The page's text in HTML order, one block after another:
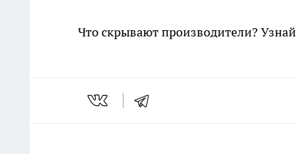
Что скрывают производители?